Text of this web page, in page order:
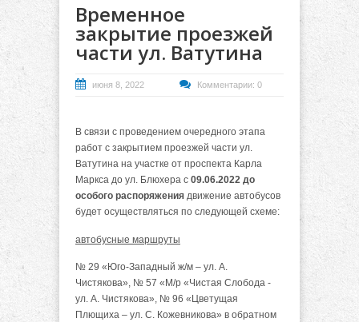
Временное
закрытие проезжей
части ул. Ватутина
июня 8, 2022 Комментарии: 0
В связи с проведением очередного этапа
работ с закрытием проезжей части ул.
Ватутина на участке от проспекта Карла
Маркса до ул. Блюхера с 09.06.2022 до
особого распоряжения движение автобусов
будет осуществляться по следующей схеме:
автобусные маршруты
№ 29 «Юго-Западный ж/м – ул. А.
Чистякова», № 57 «М/р «Чистая Слобода -
ул. А. Чистякова», № 96 «Цветущая
Плющиха – ул. С. Кожевникова» в обратном